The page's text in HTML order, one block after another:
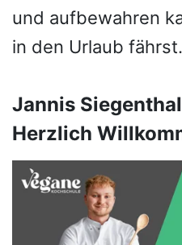
und aufbewahren
in den Urlaub fährst.
Jannis
Herzlich